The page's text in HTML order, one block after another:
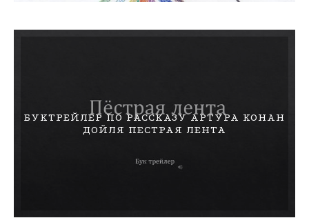
БУКТРЕЙЛЕР ПО РАССКАЗУ АРТУРА КОНАН
ДОЙЛЯ ПЕСТРАЯ ЛЕНТА